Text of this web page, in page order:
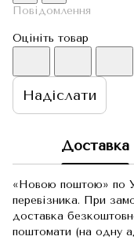
Оцініть товар
Надіслати
Доставка
«Новою поштою» по
перевізника. При
доставка
поштомати (на одну